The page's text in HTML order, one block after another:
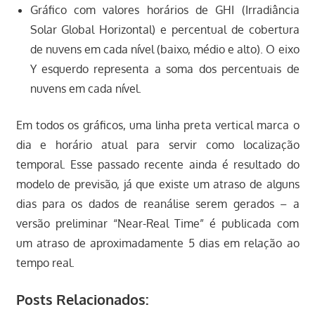
Gráfico com valores horários de GHI (Irradiância
Solar Global Horizontal) e percentual de cobertura
de nuvens em cada nível (baixo, médio e alto). O eixo
Y esquerdo representa a soma dos percentuais de
nuvens em cada nível.
Em todos os gráficos, uma linha preta vertical marca o
dia e horário atual para servir como localização
temporal. Esse passado recente ainda é resultado do
modelo de previsão, já que existe um atraso de alguns
dias para os dados de reanálise serem gerados – a
versão preliminar “Near-Real Time” é publicada com
um atraso de aproximadamente 5 dias em relação ao
tempo real.
Posts Relacionados: